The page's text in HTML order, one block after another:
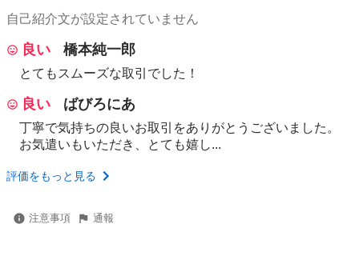
自己紹介文が設定されていません
良い 橋本純一郎
とてもスムーズな取引でした！
良い ばびろにあ
丁寧で気持ちの良いお取引をありがとうございました。
お気遣いもいただき、とても嬉し...
評価をもっと見る
注意事項 通報